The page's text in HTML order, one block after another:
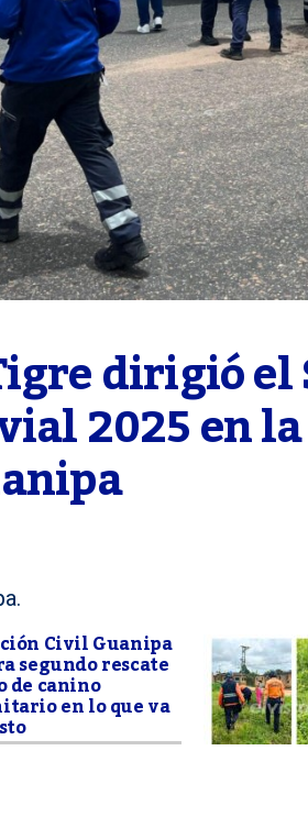
dirigió
2025 en
Civil Guanipa
segundo rescate
de canino
en lo que va